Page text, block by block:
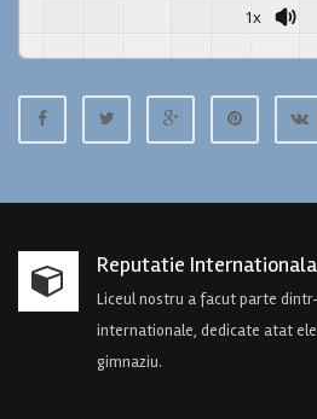
1x
Reputatie Internationala
Liceul nostru a facut parte
internationale, dedicate atat
gimnaziu.